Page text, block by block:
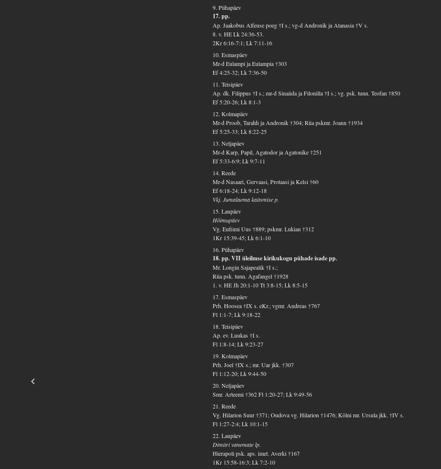
9. Pühapäev
17. pp.
Ap. Jaakobus Alfeuse poeg †I s.; vg-d Andronik ja Atanasia †V s.
8. v. HE Lk 24:36-53.
2Kr 6:16-7:1; Lk 7:11-16
10. Esmaspäev
Mr-d Eulampi ja Eulampia †303
Ef 4:25-32; Lk 7:36-50
11. Teisipäev
Ap. dk. Filippus †I s.; mr-d Sinaiida ja Filonilla †I s.; vg. psk. tunn. Teofan †850
Ef 5:20-26; Lk 8:1-3
12. Kolmapäev
Mr-d Proob, Tarahh ja Andronik †304; Riia pskmr. Joann †1934
Ef 5:25-33; Lk 8:22-25
13. Neljapäev
Mr-d Karp, Papil, Agatodor ja Agatonike †251
Ef 5:33-6:9; Lk 9:7-11
14. Reede
Mr-d Nasaari, Gervaasi, Protaasi ja Kelsi †60
Ef 6:18-24; Lk 9:12-18
Vkj. Jumalaema kaitsmise p.
15. Laupäev
Hõimupäev
Vg. Eufiimi Uus †889; pskmr. Lukian †312
1Kr 15:39-45; Lk 6:1-10
16. Pühapäev
18. pp. VII üleilmse kirikukogu pühade isade pp.
Mr. Longin Sajapealik †I s.;
Riia psk. tunn. Agafangel †1928
1. v. HE Jh 20:1-10 Tt 3:8-15; Lk 8:5-15
17. Esmaspäev
Prh. Hoosea †IX s. eKr.; vgmr. Andreas †767
Fl 1:1-7; Lk 9:18-22
18. Teisipäev
Ap. ev. Luukas †I s.
Fl 1:8-14; Lk 9:23-27
19. Kolmapäev
Prh. Joel †IX s.; mr. Uar jkk. †307
Fl 1:12-20; Lk 9:44-50
20. Neljapäev
Smr. Arteemi †362 Fl 1:20-27; Lk 9:49-56
21. Reede
Vg. Hilarion Suur †371; Oudova vg. Hilarion †1476; Kölni mr. Ursula jkk. †IV s.
Fl 1:27-2:4; Lk 10:1-15
22. Laupäev
Dimitri vanemate lp.
Hierapoli psk. aps. imet. Averki †167
1Kr 15:58-16:3; Lk 7:2-10